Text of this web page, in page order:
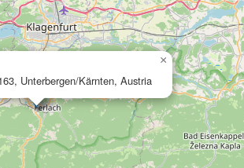
Unterbergen/Kärnten, Austria
×